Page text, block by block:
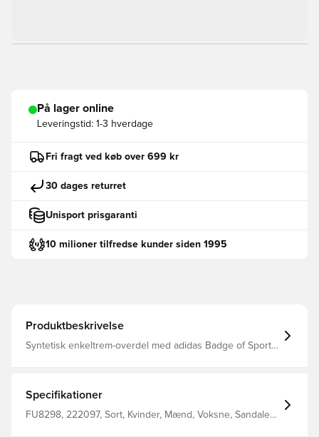
På lager online
Leveringstid: 1-3 hverdage
Fri fragt ved køb over 699 kr
30 dages returret
Unisport prisgaranti
10 milioner tilfredse kunder siden 1995
Produktbeskrivelse
Syntetisk enkeltrem-overdel med adidas Badge of Sport
Specifikationer
FU8298, 222097, Sort, Kvinder, Mænd, Voksne, Sandaler,